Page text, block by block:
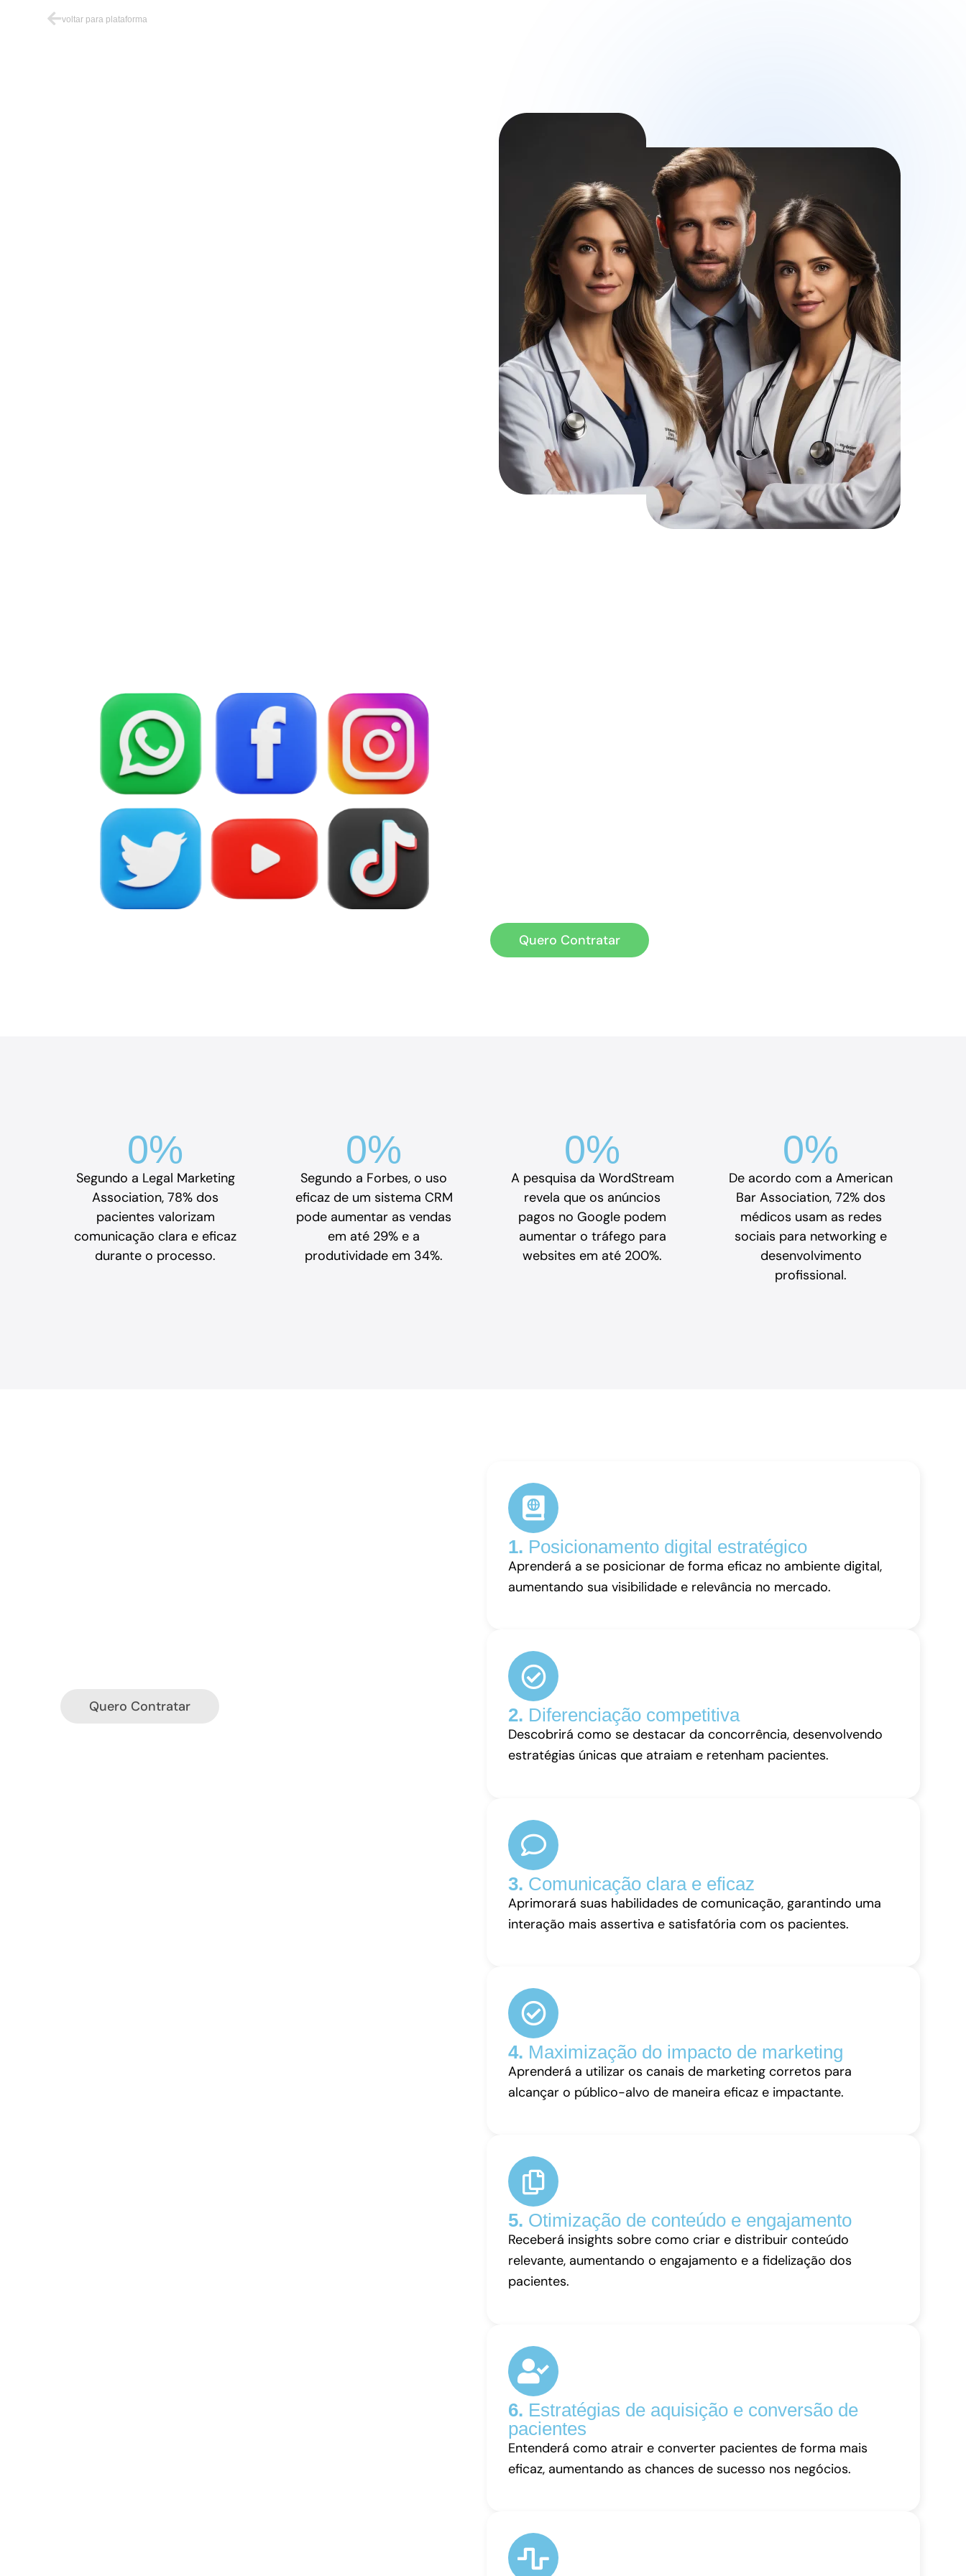
voltar para plataforma
Quero Contratar
0%
Segundo a Legal Marketing
Association, 78% dos
pacientes valorizam
comunicação clara e eficaz
durante o processo.
0%
Segundo a Forbes, o uso
eficaz de um sistema CRM
pode aumentar as vendas
em até 29% e a
produtividade em 34%.
0%
A pesquisa da WordStream
revela que os anúncios
pagos no Google podem
aumentar o tráfego para
websites em até 200%.
0%
De acordo com a American
Bar Association, 72% dos
médicos usam as redes
sociais para networking e
desenvolvimento
profissional.
Quero Contratar
1. Posicionamento digital estratégico
Aprenderá a se posicionar de forma eficaz no ambiente digital,
aumentando sua visibilidade e relevância no mercado.
2. Diferenciação competitiva
Descobrirá como se destacar da concorrência, desenvolvendo
estratégias únicas que atraiam e retenham pacientes.
3. Comunicação clara e eficaz
Aprimorará suas habilidades de comunicação, garantindo uma
interação mais assertiva e satisfatória com os pacientes.
4. Maximização do impacto de marketing
Aprenderá a utilizar os canais de marketing corretos para
alcançar o público-alvo de maneira eficaz e impactante.
5. Otimização de conteúdo e engajamento
Receberá insights sobre como criar e distribuir conteúdo
relevante, aumentando o engajamento e a fidelização dos
pacientes.
6. Estratégias de aquisição e conversão de
pacientes
Entenderá como atrair e converter pacientes de forma mais
eficaz, aumentando as chances de sucesso nos negócios.